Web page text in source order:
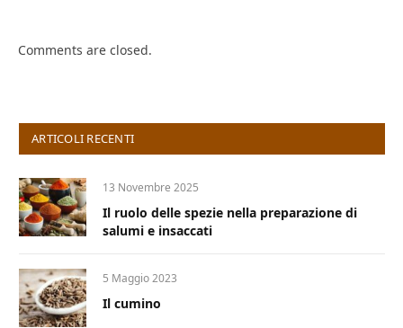
Comments are closed.
ARTICOLI RECENTI
13 Novembre 2025
Il ruolo delle spezie nella preparazione di
salumi e insaccati
5 Maggio 2023
Il cumino